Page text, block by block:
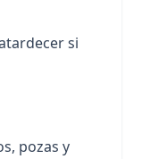
si
pozas y